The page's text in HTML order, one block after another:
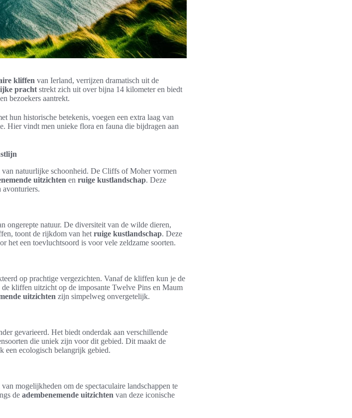
kliffen van Ierland, verrijzen dramatisch uit de
pracht strekt zich uit over bijna 14 kilometer en biedt
bezoekers aantrekt.
hun historische betekenis, voegen een extra laag van
Hier vindt men unieke flora en fauna die bijdragen aan
van natuurlijke schoonheid. De Cliffs of Moher vormen
uitzichten en ruige kustlandschap. Deze
ongerepte natuur. De diversiteit van de wilde dieren,
toont de rijkdom van het ruige kustlandschap. Deze
het een toevluchtsoord is voor vele zeldzame soorten.
op prachtige vergezichten. Vanaf de kliffen kun je de
kliffen uitzicht op de imposante Twelve Pins en Maum
uitzichten zijn simpelweg onvergetelijk.
gevarieerd. Het biedt onderdak aan verschillende
die uniek zijn voor dit gebied. Dit maakt de
een ecologisch belangrijk gebied.
mogelijkheden om de spectaculaire landschappen te
de adembenemende uitzichten van deze iconische